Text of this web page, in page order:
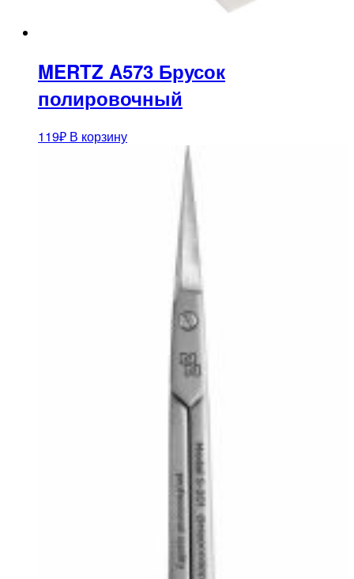
MERTZ A573 Брусок
полировочный
119₽ В корзину